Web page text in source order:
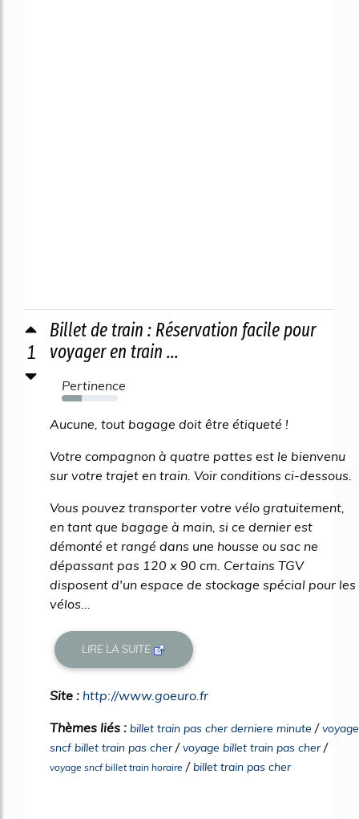
1
Billet de train : Réservation facile pour
voyager en train ...
Pertinence
35%
Aucune, tout bagage doit être étiqueté !
Votre compagnon à quatre pattes est le bienvenu
sur votre trajet en train. Voir conditions ci-dessous.
Vous pouvez transporter votre vélo gratuitement,
en tant que bagage à main, si ce dernier est
démonté et rangé dans une housse ou sac ne
dépassant pas 120 x 90 cm. Certains TGV
disposent d'un espace de stockage spécial pour les
vélos...
LIRE LA SUITE
Site : http://www.goeuro.fr
Thèmes liés : billet train pas cher derniere minute /voyage
sncf billet train pas cher/voyage billet train pas cher/
voyage sncf billet train horaire /billet train pas cher